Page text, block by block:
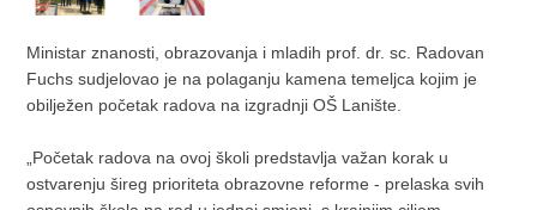
Ministar znanosti, obrazovanja i mladih prof. dr. sc. Radovan
Fuchs sudjelovao je na polaganju kamena temeljca kojim je
obilježen početak radova na izgradnji OŠ Lanište.
„Početak radova na ovoj školi predstavlja važan korak u
ostvarenju šireg prioriteta obrazovne reforme - prelaska svih